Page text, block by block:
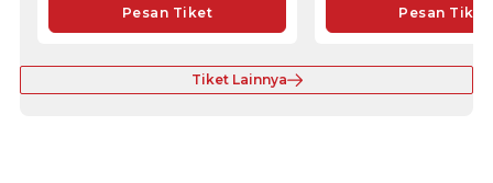
Pesan Tiket Pesan Tiket
Tiket Lainnya